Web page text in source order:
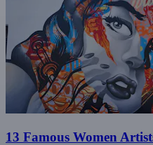
13 Famous Women